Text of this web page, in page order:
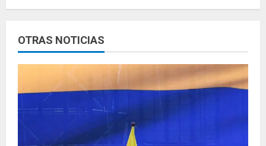
l
e
y
n
OTRAS NOTICIAS